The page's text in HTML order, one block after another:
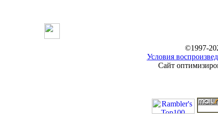
©1997-
Условия
Сайт